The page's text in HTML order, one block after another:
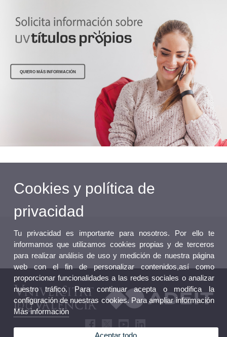
QUIERO MÁS INFORMACIÓN
Cookies y política de
privacidad
Tu privacidad es importante para nosotros. Por ello te
informamos que utilizamos cookies propias y de terceros
para realizar análisis de uso y medición de nuestra página
web con el fin de personalizar contenidos,así como
proporcionar funcionalidades a las redes sociales o analizar
nuestro tráfico. Para continuar acepta o modifica la
configuración de nuestras cookies. Para ampliar información
Más información
Aceptar todo